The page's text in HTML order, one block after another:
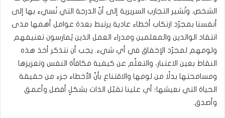
الشخص. وتُشير التجارب السريرية إلى أنّ الدرجة التي نُسيء بها إلى
أنفسنا بمجرّد ارتكاب أخطاء عادية يرتبط بعدة عوامل أهمها مدى
انتقاد الوالدين والمعلمين ومدراء العمل الذين يُمارسون تعنيفهم
ولومهم لمجرّد الإخفاق في أي شيء. يجب أن نتذكر أخذ هذه
النقاط بعين الاعتبار، والتعلّم عن كيفية مكافأة النفس وتعزيزها
ومسامحتها بدلًا من لومها والاقتناع بأنّ الأخطاء جزء من حقيقة
الحياة التي نعيشها؛ أي علينا تقبّل الذات بشكلٍ أفضل وأعمق
وأصدق.